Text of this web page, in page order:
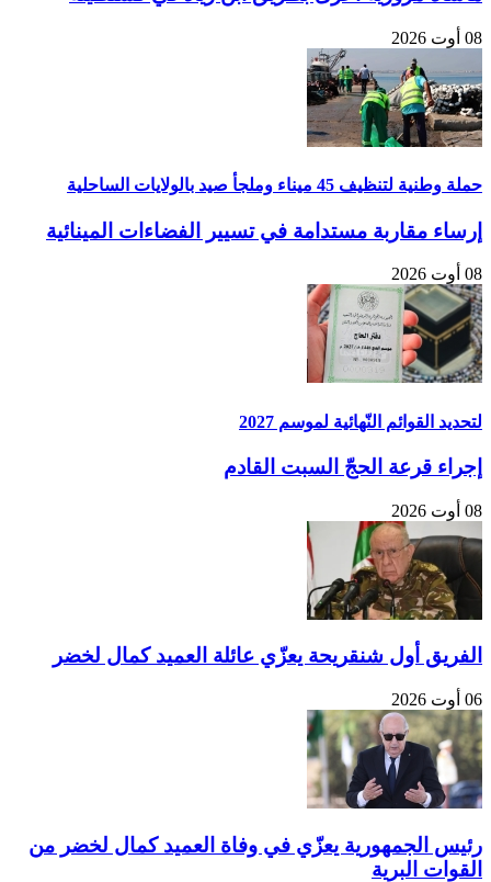
08 أوت 2026
حملة وطنية لتنظيف 45 ميناء وملجأ صيد بالولايات الساحلية
إرساء مقاربة مستدامة في تسيير الفضاءات المينائية
08 أوت 2026
لتحديد القوائم النّهائية لموسم 2027
إجراء قرعة الحجّ السبت القادم
08 أوت 2026
الفريق أول شنقريحة يعزّي عائلة العميد كمال لخضر
06 أوت 2026
رئيس الجمهورية يعزّي في وفاة العميد كمال لخضر من
القوات البرية